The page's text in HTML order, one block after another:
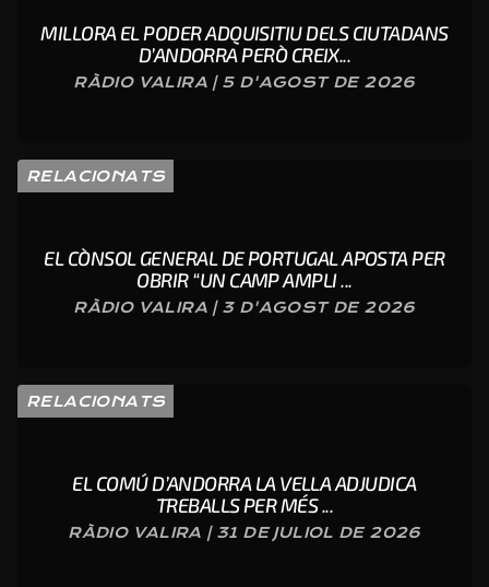
MILLORA EL PODER ADQUISITIU DELS CIUTADANS
D’ANDORRA PERÒ CREIX...
RÀDIO VALIRA | 5 D'AGOST DE 2026
RELACIONATS
EL CÒNSOL GENERAL DE PORTUGAL APOSTA PER
OBRIR “UN CAMP AMPLI ...
RÀDIO VALIRA | 3 D'AGOST DE 2026
RELACIONATS
EL COMÚ D’ANDORRA LA VELLA ADJUDICA
TREBALLS PER MÉS ...
RÀDIO VALIRA | 31 DE JULIOL DE 2026